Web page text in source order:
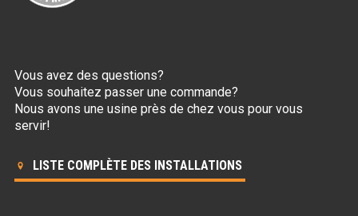
Vous avez des questions?
Vous souhaitez passer une commande?
Nous avons une usine près de chez vous pour vous
servir!
LISTE COMPLÈTE DES INSTALLATIONS